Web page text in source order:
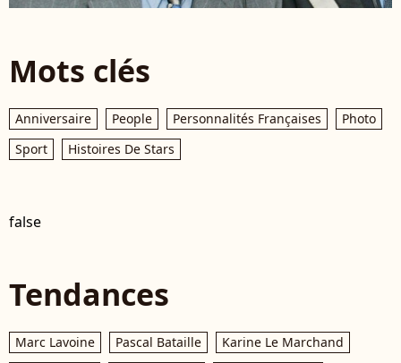
Mots clés
Anniversaire People Personnalités Françaises
Photo
Sport
Histoires De Stars
false
Tendances
Marc Lavoine Pascal Bataille
Karine Le Marchand